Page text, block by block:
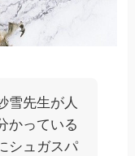
雪先生が人
かっている
シュガスパ